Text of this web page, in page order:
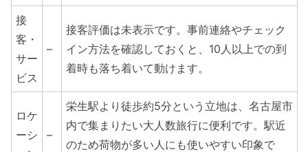
接
客・
サー
ビス
–
接客評価は未表示です。事前連絡やチェック
イン方法を確認しておくと、10人以上での到
着時も落ち着いて動けます。
ロケ
ーシ
–
栄生駅より徒歩約5分という立地は、名古屋市
内で集まりたい大人数旅行に便利です。駅近
のため荷物が多い人にも使いやすい印象で